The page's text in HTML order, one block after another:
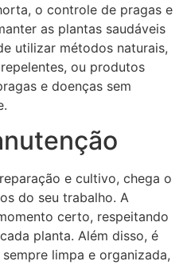
o controle de pragas e
as plantas saudáveis
utilizar métodos naturais,
ou produtos
e doenças sem
e cultivo, chega o
do seu trabalho. A
certo, respeitando
planta. Além disso, é
limpa e organizada,